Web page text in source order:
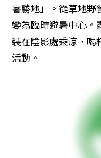
暑勝地」。從草地
變為臨時避暑中心。
裝在陰影處乘涼，喝
活動。